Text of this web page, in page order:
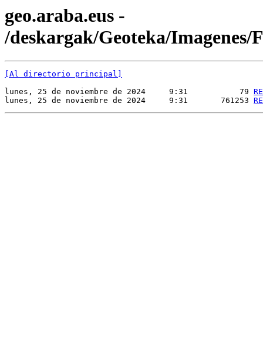
geo.araba.eus -
/deskargak/Geoteka/
[Al directorio principal]
lunes, 25 de noviembre de 2024     9:31           79
lunes, 25 de noviembre de 2024     9:31       761253